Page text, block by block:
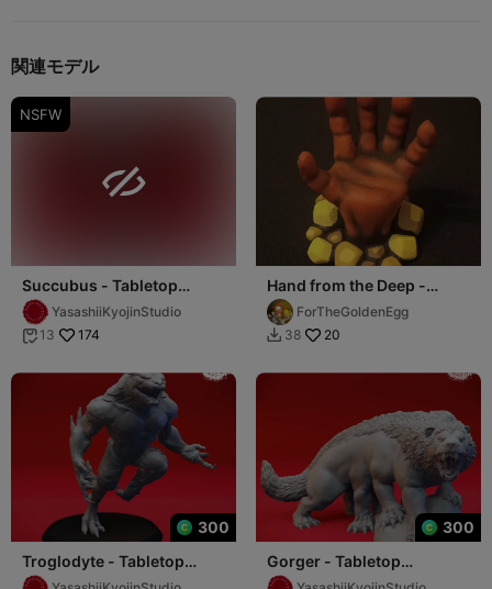
関連モデル
NSFW

Succubus - Tabletop
Miniature (Pre-Supported)
YasashiiKyojinStudio
 13 174
Hand from the Deep -
Supportless
ForTheGoldenEgg
 38 20
300
Troglodyte - Tabletop
Miniature (Pre-Supported
300
Gorger - Tabletop
Miniature (Pre-Supported)